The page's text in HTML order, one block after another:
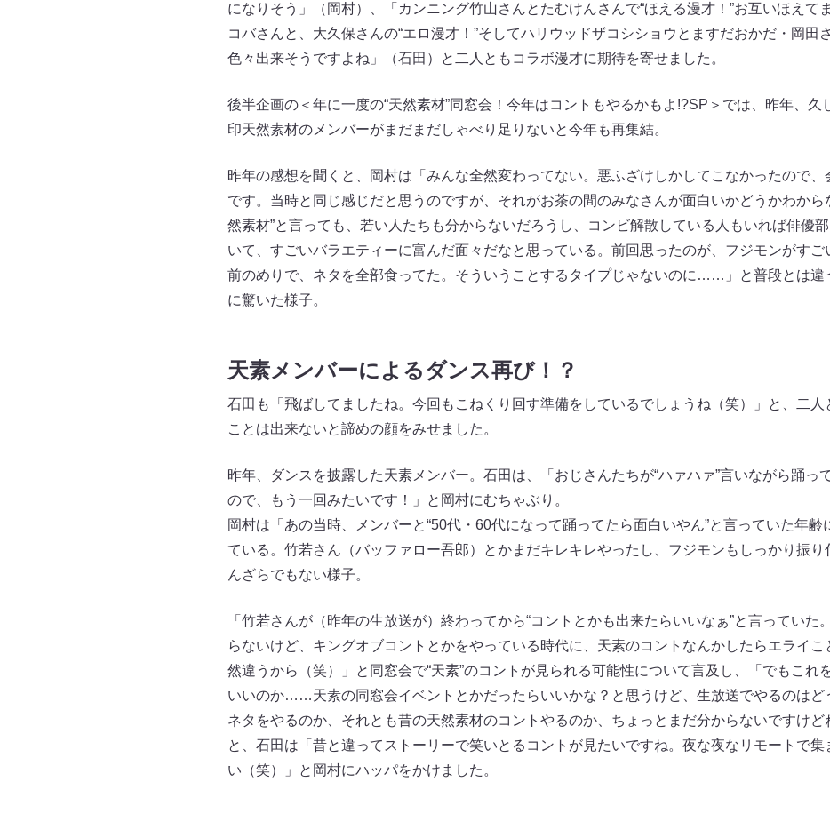
になりそう」（岡村）、「カンニング竹山さんとたむけんさんで“ほえる漫才！”お互いほえて
コバさんと、大久保さんの“エロ漫才！”そしてハリウッドザコシショウとますだおかだ・岡田
色々出来そうですよね」（石田）と二人ともコラボ漫才に期待を寄せました。
後半企画の＜年に一度の“天然素材”同窓会！今年はコントもやるかもよ!?SP＞では、昨年、久
印天然素材のメンバーがまだまだしゃべり足りないと今年も再集結。
昨年の感想を聞くと、岡村は「みんな全然変わってない。悪ふざけしかしてこなかったので、
です。当時と同じ感じだと思うのですが、それがお茶の間のみなさんが面白いかどうかわから
然素材”と言っても、若い人たちも分からないだろうし、コンビ解散している人もいれば俳優
いて、すごいバラエティーに富んだ面々だなと思っている。前回思ったのが、フジモンがすご
前のめりで、ネタを全部食ってた。そういうことするタイプじゃないのに……」と普段とは違
に驚いた様子。
天素メンバーによるダンス再び！？
石田も「飛ばしてましたね。今回もこねくり回す準備をしているでしょうね（笑）」と、二人
ことは出来ないと諦めの顔をみせました。
昨年、ダンスを披露した天素メンバー。石田は、「おじさんたちが“ハァハァ”言いながら踊っ
ので、もう一回みたいです！」と岡村にむちゃぶり。
岡村は「あの当時、メンバーと“50代・60代になって踊ってたら面白いやん”と言っていた年齢
ている。竹若さん（バッファロー吾郎）とかまだキレキレやったし、フジモンもしっかり振り
んざらでもない様子。
「竹若さんが（昨年の生放送が）終わってから“コントとかも出来たらいいなぁ”と言っていた
らないけど、キングオブコントとかをやっている時代に、天素のコントなんかしたらエライこ
然違うから（笑）」と同窓会で“天素”のコントが見られる可能性について言及し、「でもこれ
いいのか……天素の同窓会イベントとかだったらいいかな？と思うけど、生放送でやるのは
ネタをやるのか、それとも昔の天然素材のコントやるのか、ちょっとまだ分からないですけど
と、石田は「昔と違ってストーリーで笑いとるコントが見たいですね。夜な夜なリモートで集
い（笑）」と岡村にハッパをかけました。